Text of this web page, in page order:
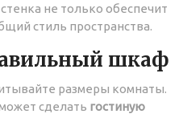
не только обеспечит
стиль пространства.
шкаф
размеры комнаты.
сделать гостиную